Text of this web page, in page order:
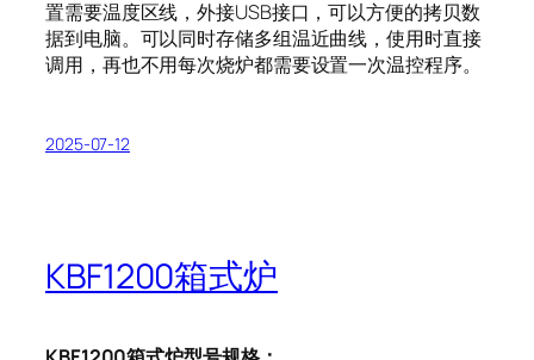
置需要温度区线，外接USB接口，可以方便的拷贝数
据到电脑。可以同时存储多组温近曲线，使用时直接
调用，再也不用每次烧炉都需要设置一次温控程序。
2025-07-12
KBF1200箱式炉